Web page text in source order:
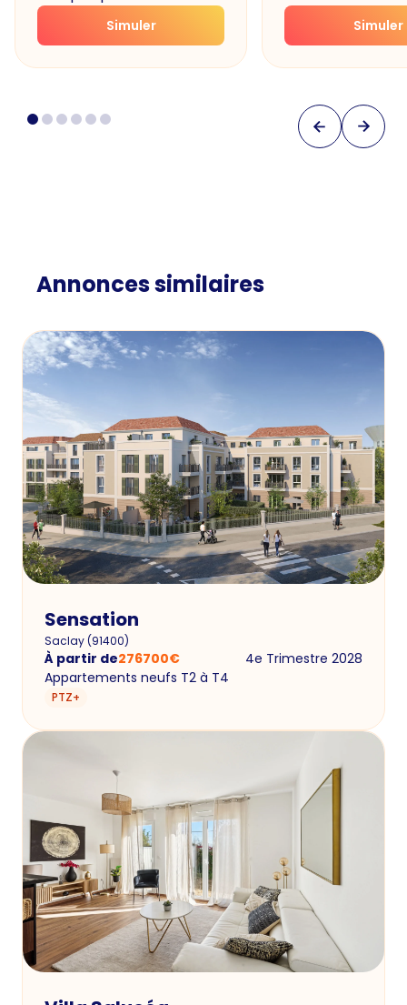
Simuler Simuler
Annonces similaires
Sensation
Saclay(91400)
À partir de276700€
4e Trimestre 2028
Appartements neufs T2 à T4
PTZ+